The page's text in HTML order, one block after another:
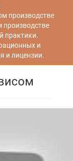
производстве
производстве
практики.
и
и лицензии.